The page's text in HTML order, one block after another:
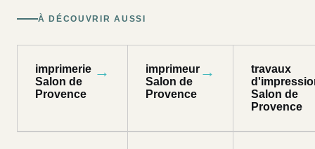
À DÉCOUVRIR AUSSI
imprimerie
Salon de
Provence
→
imprimeur
Salon de
Provence
→
travaux
Salon de
Provence